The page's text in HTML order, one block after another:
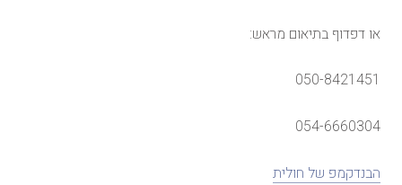
או דפדוף בתיאום מראש:
050-8421451
054-6660304
הבנדקמפ של חולית